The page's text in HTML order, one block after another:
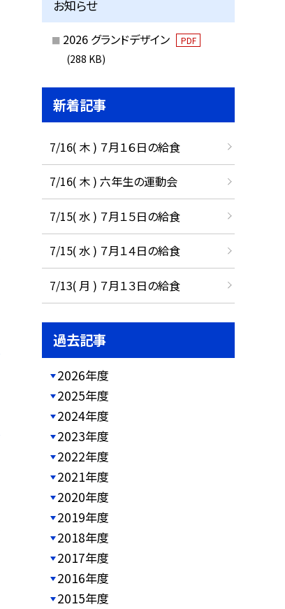
お知らせ
2026 グランドデザイン PDF
(288 KB)
新着記事
7/16( 木 ) ７月１６日の給食
7/16( 木 ) 六年生の運動会
7/15( 水 ) ７月１５日の給食
7/15( 水 ) ７月１４日の給食
7/13( 月 ) ７月１３日の給食
過去記事
2026年度
2025年度
2024年度
2023年度
2022年度
2021年度
2020年度
2019年度
2018年度
2017年度
2016年度
2015年度